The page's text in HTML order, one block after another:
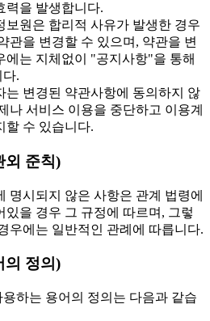
력을 발생합니다.
원은 합리적 사유가 발생한 경우
관을 변경할 수 있으며, 약관을 변
에는 지체없이 "공지사항"을 통해
다.
변경된 약관사항에 동의하지 않
나 서비스 이용을 중단하고 이용계
할 수 있습니다.
외 준칙)
명시되지 않은 사항은 관계 법령에
있을 경우 그 규정에 따르며, 그렇
우에는 일반적인 관례에 따릅니다.
의 정의)
하는 용어의 정의는 다음과 같습